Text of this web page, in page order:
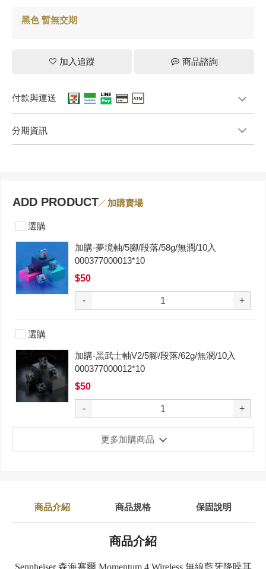
黑色 暫無交期
加入追蹤 商品諮詢
付款與運送
分期資訊
ADD PRODUCT 加購賣場
選購
加購-夢境軸/5腳/段落/58g/無潤/10入
000377000013*10
$50
- +
選購
加購-黑武士軸V2/5腳/段落/62g/無潤/10入
000377000012*10
$50
- +
更多加購商品
商品介紹 商品規格 保固說明
商品介紹